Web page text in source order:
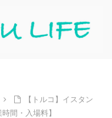
【トルコ】イスタン
間・入場料】